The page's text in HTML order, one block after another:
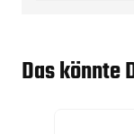
Das könnte